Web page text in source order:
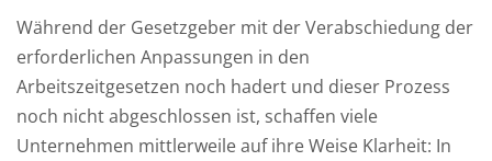
Während der Gesetzgeber mit der Verabschiedung der
erforderlichen Anpassungen in den
Arbeitszeitgesetzen noch hadert und dieser Prozess
noch nicht abgeschlossen ist, schaffen viele
Unternehmen mittlerweile auf ihre Weise Klarheit: In